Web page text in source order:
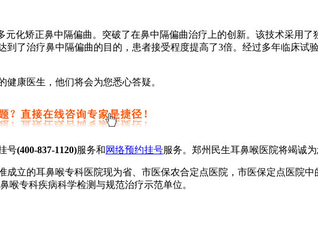
元化矫正鼻中隔偏曲。突破了在鼻中隔偏曲治疗上的创新。该技术采用了
了治疗鼻中隔偏曲的目的，患者接受程度提高了3倍。经过多年临床试
康医生，他们将会为您悉心答疑。
号(400-837-1120)服务和网络预约挂号服务。郑州民生耳鼻喉医院将竭诚
立的耳鼻喉专科医院现为省、市医保农合定点医院，市医保定点医院中
喉专科疾病科学检测与规范治疗示范单位。